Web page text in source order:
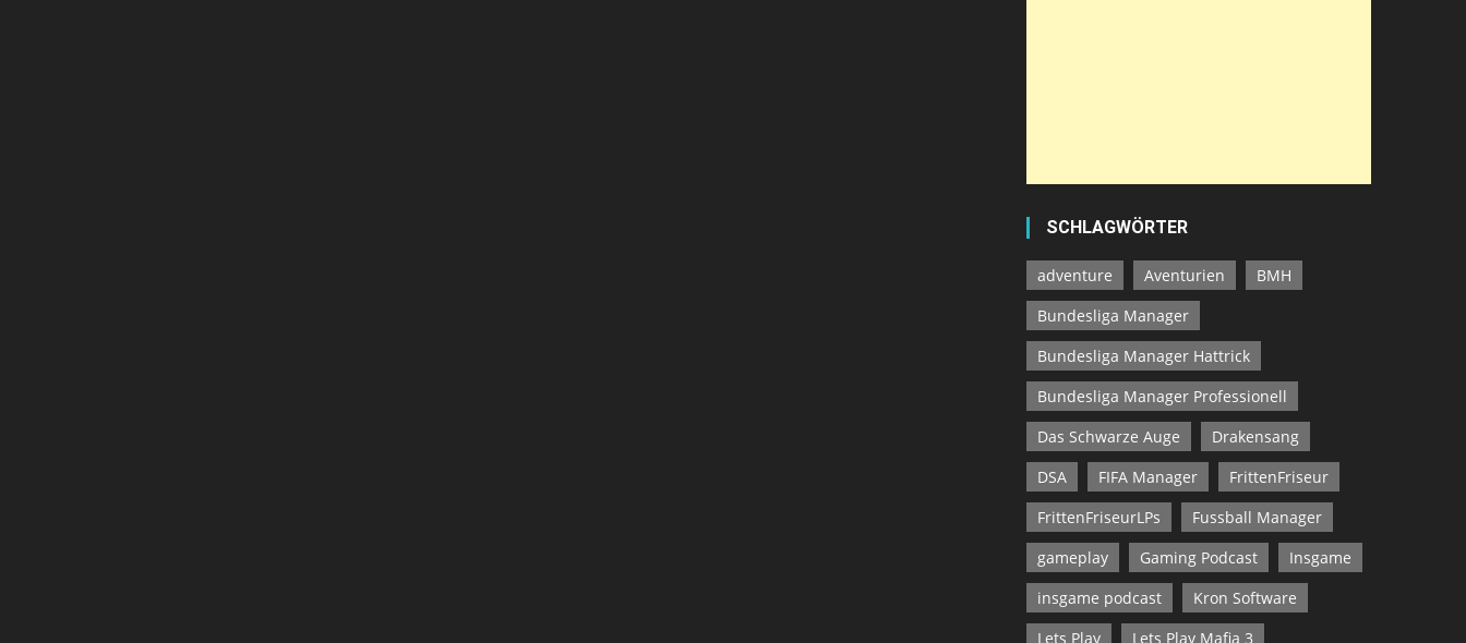
SCHLAGWÖRTER
adventure Aventurien
BMH
Bundesliga Manager
Bundesliga Manager Hattrick
Bundesliga Manager Professionell
Das Schwarze Auge
Drakensang
DSA
FIFA Manager
FrittenFriseur
FrittenFriseurLPs
Fussball Manager
gameplay
Gaming Podcast
Insgame
insgame podcast
Kron Software
Lets Play
Lets Play Mafia 3